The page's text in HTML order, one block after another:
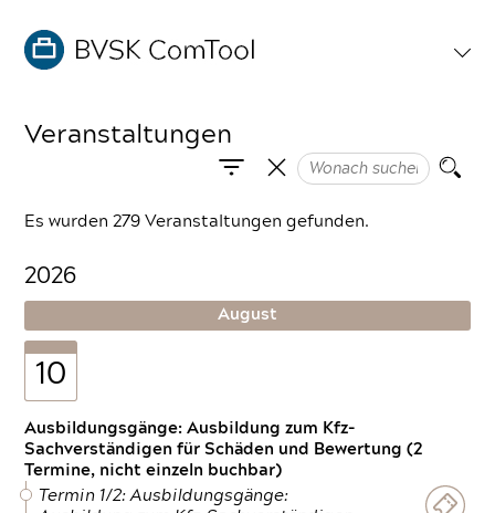
Veranstaltungen
Es wurden 279 Veranstaltungen gefunden.
2026
August
10
Ausbildungsgänge: Ausbildung zum Kfz-
Sachverständigen für Schäden und Bewertung (2
Termine, nicht einzeln buchbar)
Termin 1/2: Ausbildungsgänge: